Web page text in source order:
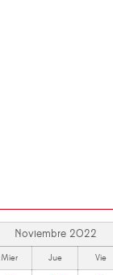
Noviembre 2022
Mier Jue Vie